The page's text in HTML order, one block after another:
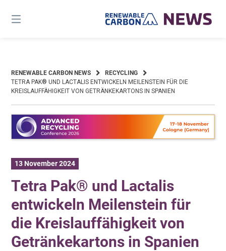
content
RENEWABLE CARBON NEWS
RECYCLING
TETRA PAK® UND LACTALIS ENTWICKELN MEILENSTEIN FÜR DIE
KREISLAUFFÄHIGKEIT VON GETRÄNKEKARTONS IN SPANIEN
13 November 2024
Tetra Pak® und Lactalis
entwickeln Meilenstein für
die Kreislauffähigkeit von
Getränkekartons in Spanien